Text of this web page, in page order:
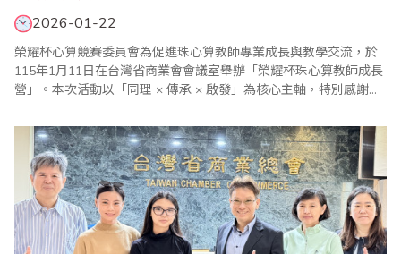
2026-01-22
榮耀杯心算競賽委員會為促進珠心算教師專業成長與教學交流，於
115年1月11日在台灣省商業會會議室舉辦「榮耀杯珠心算教師成長
營」。本次活動以「同理 × 傳承 × 啟發」為核心主軸，特別感謝台
太平洋珠心算協會廖正輝創會理事長、榮耀杯心算競賽委員會鍾健
美會務主委、邱建豪試務主委等多位長期投入珠心算教育與賽務推
動的貴賓蒞臨指..